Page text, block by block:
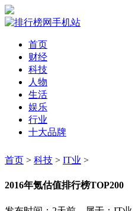
首页
财经
科技
人物
生活
娱乐
行业
十大品牌
首页 > 科技 > IT业 >
2016年氪估值排行榜TOP200